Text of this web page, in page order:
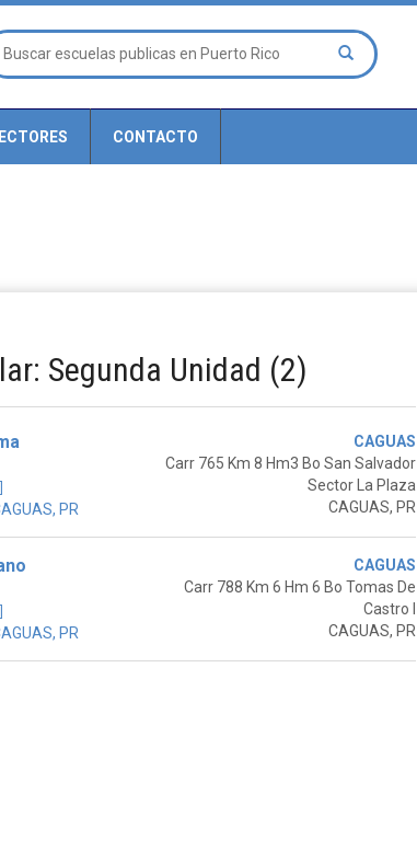
CONTACTO
Segunda Unidad (2)
PR
CAGUAS
Carr 765 Km 8 Hm3 Bo San Salvador
Sector La Plaza
CAGUAS, PR
PR
CAGUAS
Carr 788 Km 6 Hm 6 Bo Tomas De
Castro I
CAGUAS, PR